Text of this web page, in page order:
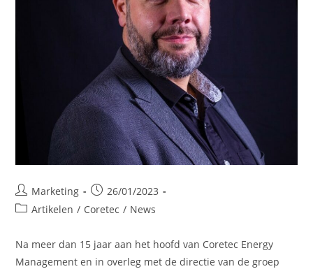
Post
author:
Marketing
Post
published:
26/01/2023
PostArtikelen / Coretec / News
Na meer dan 15 jaar aan het hoofd van Coretec Energy
Management en in overleg met de directie van de groep